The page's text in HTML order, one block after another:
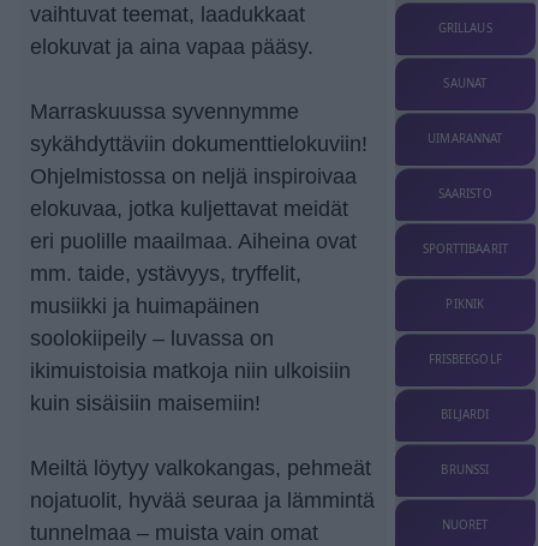
vaihtuvat teemat, laadukkaat
elokuvat ja aina vapaa pääsy.
Marraskuussa syvennymme
sykähdyttäviin dokumenttielokuviin!
Ohjelmistossa on neljä inspiroivaa
elokuvaa, jotka kuljettavat meidät
eri puolille maailmaa. Aiheina ovat
mm. taide, ystävyys, tryffelit,
musiikki ja huimapäinen
soolokiipeily – luvassa on
ikimuistoisia matkoja niin ulkoisiin
kuin sisäisiin maisemiin!
Meiltä löytyy valkokangas, pehmeät
nojatuolit, hyvää seuraa ja lämmintä
tunnelmaa – muista vain omat
GRILLAUS
SAUNAT
UIMARANNAT
SAARISTO
SPORTTIBAARIT
PIKNIK
FRISBEEGOLF
BILJARDI
BRUNSSI
NUORET